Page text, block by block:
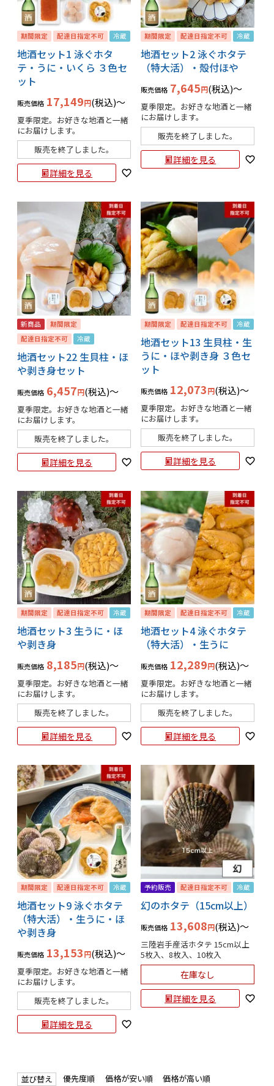
期間限定 配達日指定不可 冷蔵
地酒セット1 泳ぐホタ
テ・うに・いくら ３色セ
ット
販売価格 17,149 税込 〜
夏季限定。お好きな地酒と一緒
にお届けします。
販売を終了しました。
詳細を見る
期間限定 配達日指定不可 冷蔵
地酒セット2 泳ぐホタテ
（特大活）・殻付ほや
販売価格 7,645 税込 〜
夏季限定。お好きな地酒と一緒
にお届けします。
販売を終了しました。
詳細を見る
新商品
期間限定
配達日指定不可
冷蔵
地酒セット22 生貝柱・ほ
や剥き身セット
販売価格 6,457 税込 〜
夏季限定。お好きな地酒と一緒
にお届けします。
販売を終了しました。
詳細を見る
期間限定 配達日指定不可 冷蔵
地酒セット13 生貝柱・生
うに・ほや剥き身 ３色セ
ット
販売価格 12,073 税込 〜
夏季限定。お好きな地酒と一緒
にお届けします。
販売を終了しました。
詳細を見る
期間限定 配達日指定不可 冷蔵
地酒セット3 生うに・ほ
や剥き身
販売価格 8,185 税込 〜
夏季限定。お好きな地酒と一緒
にお届けします。
販売を終了しました。
詳細を見る
期間限定 配達日指定不可 冷蔵
地酒セット4 泳ぐホタテ
（特大活）・生うに
販売価格 12,289 税込 〜
夏季限定。お好きな地酒と一緒
にお届けします。
販売を終了しました。
詳細を見る
期間限定 配達日指定不可 冷蔵
地酒セット9 泳ぐホタテ
（特大活）・生うに・ほ
や剥き身
販売価格 13,153 税込 〜
夏季限定。お好きな地酒と一緒
にお届けします。
販売を終了しました。
詳細を見る
予約販売 配達日指定不可 冷蔵
幻のホタテ（15cm以上）
販売価格 13,608 税込 〜
三陸岩手産活ホタテ 15cm以上
5枚入、8枚入、10枚入
在庫なし
詳細を見る
並び替え 優先度順 価格が安い順
価格が高い順